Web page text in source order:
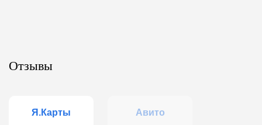
Отзывы
Я.Карты Авито